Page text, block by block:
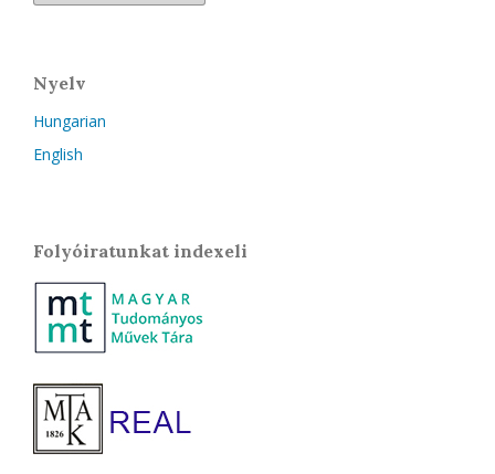
Nyelv
Hungarian
English
Folyóiratunkat indexeli